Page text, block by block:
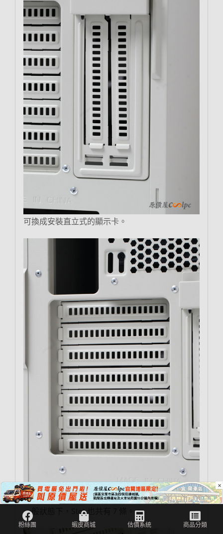
可換成安裝直立式的顯示卡。
一般狀態下，Slot 也共有 7 條。
×